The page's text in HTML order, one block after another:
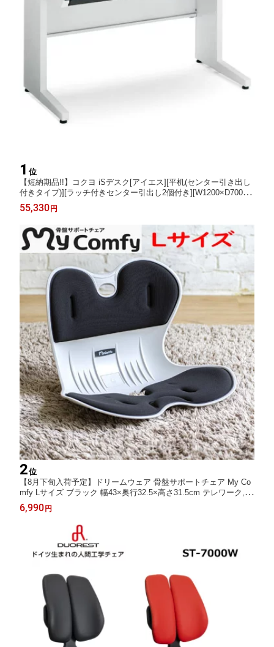
1 位
【短納期品!!】コクヨ iSデスク[アイエス][平机(センター引き出し
付きタイプ)][ラッチ付きセンター引出し2個付き][W1200×D700×H
720mm][配線機能付き][天板カラー ホワイト色]オフィス,SOHO,
パソコン机,ご自宅,店舗,病院,福祉施設,役所,学校,学習塾向け(SD-I
55,330 円
2位
【8月下旬入荷予定】ドリームウェア 骨盤サポートチェア My Co
mfy Lサイズ ブラック 幅43×奥行32.5×高さ31.5cm テレワーク,在
宅勤務,ワークスペース向け
6,990 円